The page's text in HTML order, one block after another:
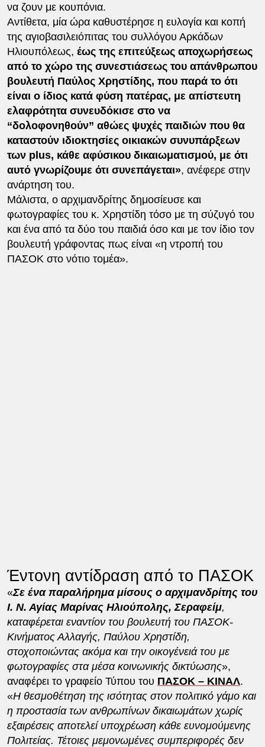
να ζουν με κουπόνια.
Αντίθετα, μία ώρα καθυστέρησε η ευλογία και κοπή
της αγιοβασιλειόπιτας του συλλόγου Αρκάδων
Ηλιουπόλεως, έως της επιτεύξεως αποχωρήσεως
από το χώρο της συνεστιάσεως του απάνθρωπου
βουλευτή Παύλος Χρηστίδης, που παρά το ότι
είναι ο ίδιος κατά φύση πατέρας, με απίστευτη
ελαφρότητα συνευδόκισε στο να
“δολοφονηθούν” αθώες ψυχές παιδιών που θα
καταστούν ιδιοκτησίες οικιακών συνυπάρξεων
των plus, κάθε αφύσικου δικαιωματισμού, με ότι
αυτό γνωρίζουμε ότι συνεπάγεται», ανέφερε στην
ανάρτηση του.
Μάλιστα, ο αρχιμανδρίτης δημοσίευσε και
φωτογραφίες του κ. Χρηστίδη τόσο με τη σύζυγό του
και ένα από τα δύο του παιδιά όσο και με τον ίδιο τον
βουλευτή γράφοντας πως είναι «η ντροπή του
ΠΑΣΟΚ στο νότιο τομέα».
Έντονη αντίδραση από το ΠΑΣΟΚ
«Σε ένα παραλήρημα μίσους ο αρχιμανδρίτης του
Ι. Ν. Αγίας Μαρίνας Ηλιούπολης, Σεραφείμ,
καταφέρεται εναντίον του βουλευτή του ΠΑΣΟΚ-
Κινήματος Αλλαγής, Παύλου Χρηστίδη,
στοχοποιώντας ακόμα και την οικογένειά του με
φωτογραφίες στα μέσα κοινωνικής δικτύωσης»,
αναφέρει το γραφείο Τύπου του ΠΑΣΟΚ – ΚΙΝΑΛ.
«Η θεσμοθέτηση της ισότητας στον πολιτικό γάμο και
η προστασία των ανθρωπίνων δικαιωμάτων χωρίς
εξαιρέσεις αποτελεί υποχρέωση κάθε ευνομούμενης
Πολιτείας. Τέτοιες μεμονωμένες συμπεριφορές δεν